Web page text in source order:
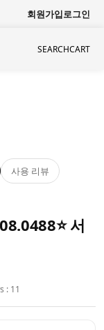
회원가입로그인
SEARCHCART
사용 리뷰
서
: 11